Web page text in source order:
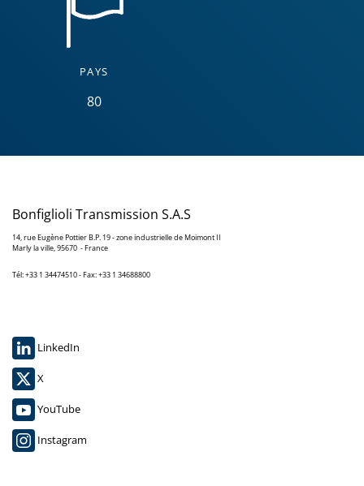
PAYS
80
Bonfiglioli Transmission S.A.S
14, rue Eugène Pottier B.P. 19 - zone industrielle de Moimont II
Marly la ville, 95670 - France
Tél: +33 1 34474510 - Fax: +33 1 34688800
LinkedIn
X
YouTube
Instagram